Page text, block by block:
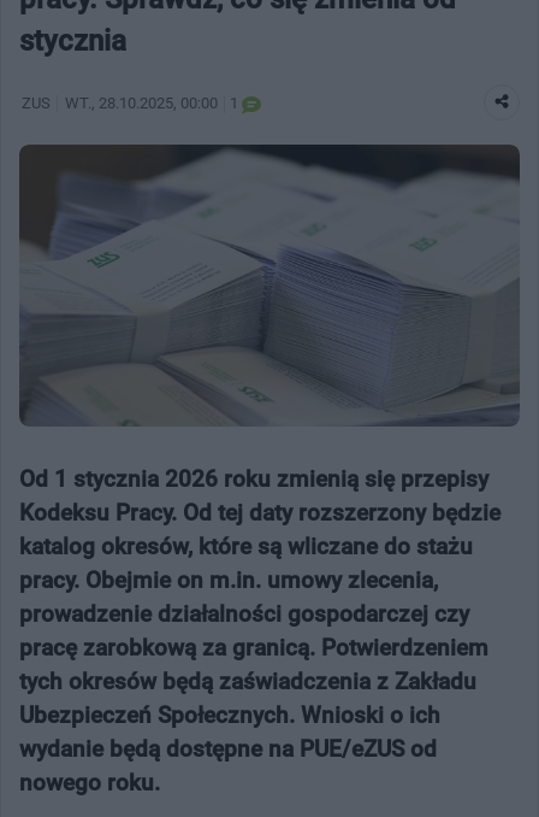
stycznia
ZUS WT. , 28.10.2025, 00:00 1
Od 1 stycznia 2026 roku zmienią się przepisy
Kodeksu Pracy. Od tej daty rozszerzony będzie
katalog okresów, które są wliczane do stażu
pracy. Obejmie on m.in. umowy zlecenia,
prowadzenie działalności gospodarczej czy
pracę zarobkową za granicą. Potwierdzeniem
tych okresów będą zaświadczenia z Zakładu
Ubezpieczeń Społecznych. Wnioski o ich
wydanie będą dostępne na PUE/eZUS od
nowego roku.